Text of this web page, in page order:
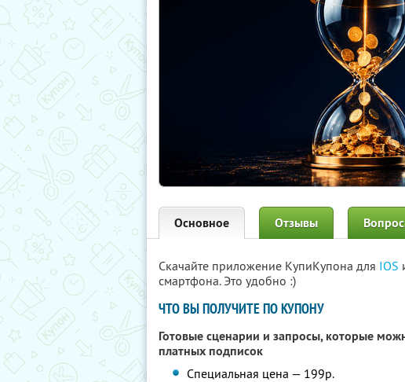
Основное Отзывы
Скачайте приложение КупиКупона для IOS
смартфона. Это удобно :)
ЧТО ВЫ ПОЛУЧИТЕ ПО КУПОНУ
Готовые сценарии и запросы, которые
платных подписок
Специальная цена — 199р.